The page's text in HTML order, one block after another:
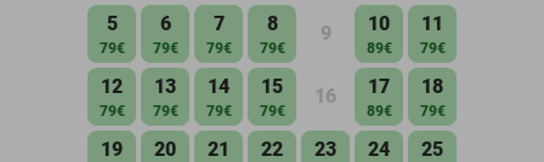
5
79€
6
79€
7
79€
8
79€
9 10
89€
11
79€
12
79€
13
79€
14
79€
15
79€
16 17
89€
18
79€
19 20 21 22 23 24 25